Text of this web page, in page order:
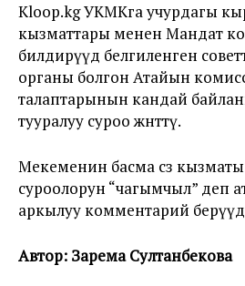
Kloop.kg УКМКга учурдагы
кызматтары менен Мандат
билдирүүдө белгиленген
органы болгон Атайын
талаптарынын кандай
тууралуу суроо жөнөттү.
Мекеменин басма сөз
суроолорун “чагымчыл” деп
аркылуу комментарий
Автор: Зарема Султанбекова